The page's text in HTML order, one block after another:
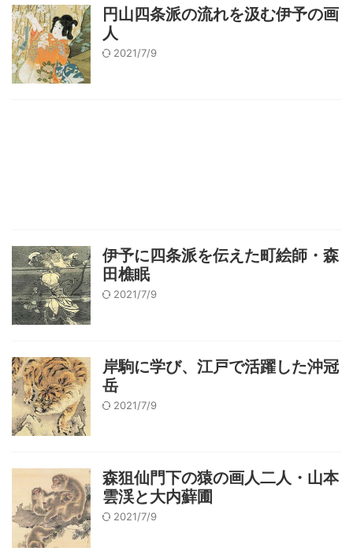
円山四条派の流れを汲む伊予の画
人
2021/7/9
伊予に四条派を伝えた町絵師・森
田樵眠
2021/7/9
岸駒に学び、江戸で活躍した沖冠
岳
2021/7/9
森狙仙門下の猿の画人二人・山本
雲渓と大内蘚圃
2021/7/9